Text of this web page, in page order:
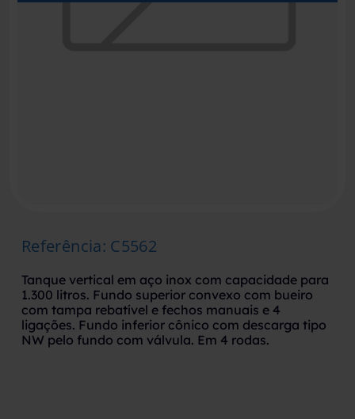
Referência: C5562
Tanque vertical em aço inox com capacidade para
1.300 litros. Fundo superior convexo com bueiro
com tampa rebatível e fechos manuais e 4
ligações. Fundo inferior cônico com descarga tipo
NW pelo fundo com válvula. Em 4 rodas.